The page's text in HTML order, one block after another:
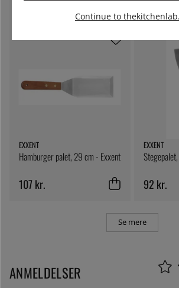
EXXENT
Hamburger palet, 29 cm - Exxent
107 kr.
EXXENT
92 kr.
Se mere
ANMELDELSER
Continue to